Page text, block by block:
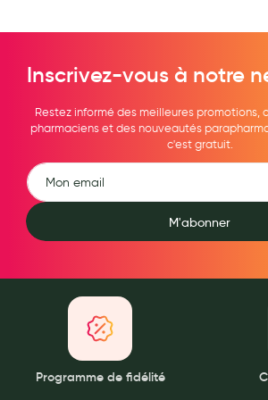
Crème solaire - Visage et corps
Préservatifs - Gels lubrifiants
Accessoires, coutellerie, brosserie
Bouillottes
Parfums et bougies d'ambiance
Soins bébé
Couches
Inscrivez-vous à notre
Restez informé des meilleures promotions,
pharmaciens et des nouveautés
c'est gratuit.
M'abonner
Programme de fidélité